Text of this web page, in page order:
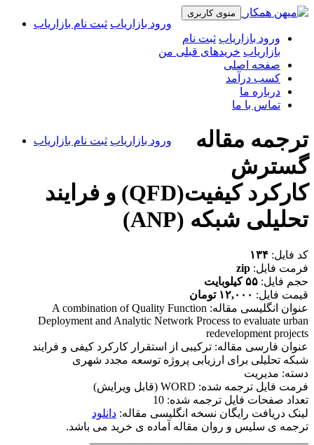
منوی کاربری
ورود بازاریاب ثبت نام بازاریاب
ورود بازاریاب ثبت نام
بازاریاب خریدهای قبلی من
صفحه اصلی
کسب درآمد
درباره ما
تماس با ما
ورود بازاریاب ثبت نام بازاریاب
ترجمه مقاله
گسترش
کارکرد کیفیت(QFD) و فرایند
تحلیلی شبکه (ANP)
کد فایل: ۱۳۴
فرمت فایل: zip
حجم فایل: ۵۵ کیلوبایت
قیمت فایل: ۱۲,۰۰۰ تومان
عنوان انگلیسی مقاله: A combination of Quality Function
Deployment and Analytic Network Process to evaluate urban
redevelopment projects
عنوان فارسی مقاله: ترکیبی از استقرار کارکرد کیفی و فرایند
شبکه تحلیلی برای ارزیابی پروژه توسعه مجدد شهری
دسته: مدیریت
فرمت فایل ترجمه شده: WORD (قابل ویرایش)
تعداد صفحات فایل ترجمه شده: 10
لینک دریافت رایگان نسخه انگلیسی مقاله: دانلود
ترجمه ی سلیس و روان مقاله آماده ی خرید می باشد.